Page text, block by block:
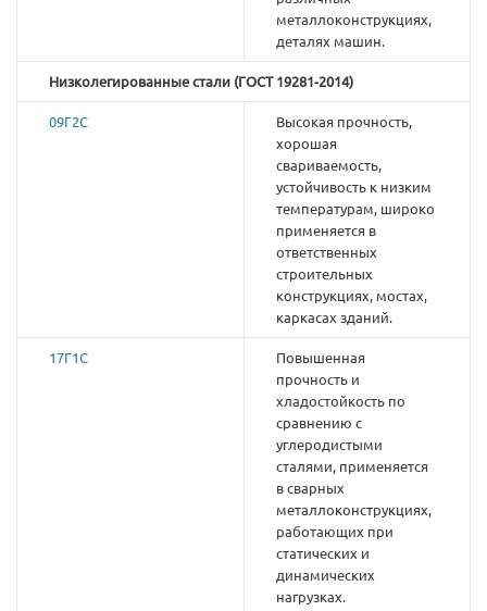
металлоконструкциях,
деталях машин.
Низколегированные стали (ГОСТ 19281-2014)
09Г2С
Высокая прочность,
хорошая
свариваемость,
устойчивость к низким
температурам, широко
применяется в
ответственных
строительных
конструкциях, мостах,
каркасах зданий.
17Г1С
Повышенная
прочность и
хладостойкость по
сравнению с
углеродистыми
сталями, применяется
в сварных
металлоконструкциях,
работающих при
статических и
динамических
нагрузках.